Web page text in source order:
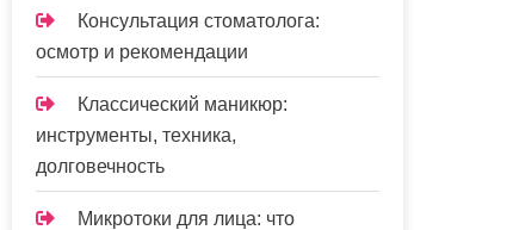
Консультация стоматолога:
осмотр и рекомендации
Классический маникюр:
инструменты, техника,
долговечность
Микротоки для лица: что